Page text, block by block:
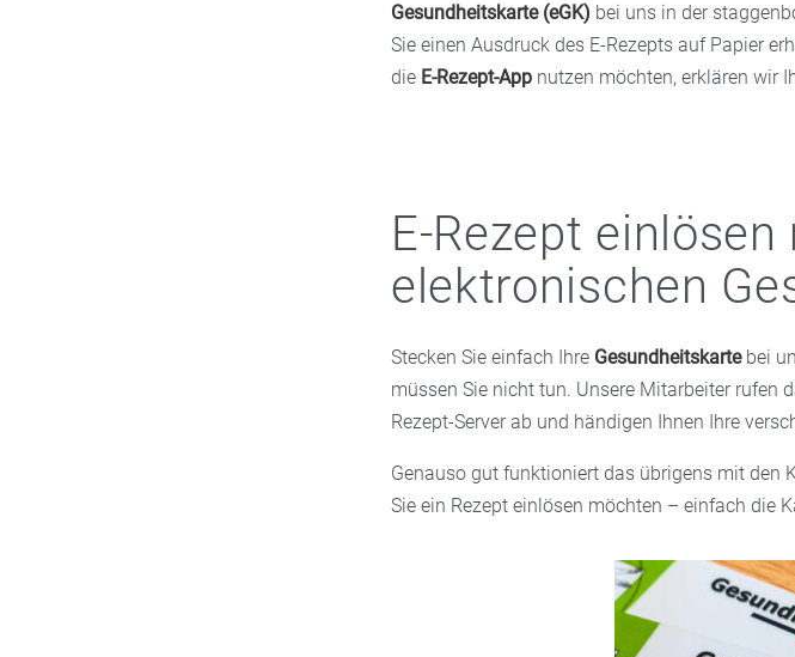
Gesundheitskarte (eGK) bei uns in der
Sie einen Ausdruck des E-Rezepts auf Papier
die E-Rezept-Appnutzen möchten, erklären wir
E-Rezept
elektronischen
Stecken Sie einfach Ihre Gesundheitskartebei
müssen Sie nicht tun. Unsere Mitarbeiter rufen
Rezept-Server ab und händigen Ihnen Ihre
Genauso gut funktioniert das übrigens mit den
Sie ein Rezept einlösen möchten – einfach die